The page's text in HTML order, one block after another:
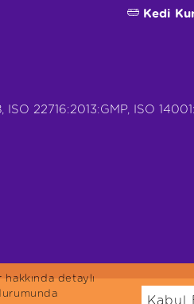
Kedi
22716:2013:GMP, ISO
detaylı
Kabul